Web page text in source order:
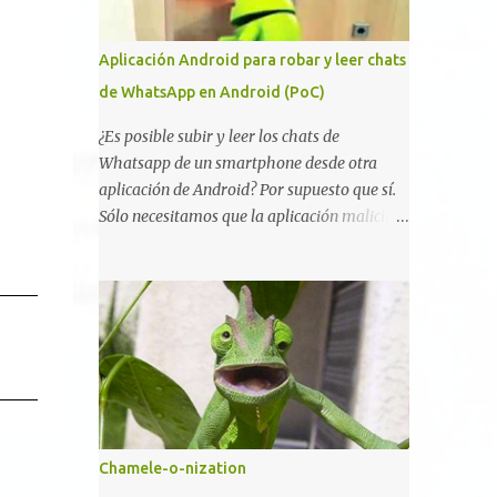
vulnerabilidad bautizada como Certighost
(CVE-2026-54121) , una elevación de
privilegios que afecta a Microsoft Active
Directory Certificate Services y que, según
Microsoft, permite que un usuario
autenticado eleve privilegios a través de la
red debido a un problema de autorización.
La vulnerabilidad ha recibido una
Certighost no es únicamente la
vulnerabilidad, sino el objetivo final.
Mientras muchos ataques contra AD CS
buscan obtener un certificado válido para ...
Aplicación Android para robar y leer chats
de WhatsApp en Android (PoC)
¿Es posible subir y leer los chats de
Whatsapp de un smartphone desde otra
aplicación de Android? Por supuesto que sí.
Sólo necesitamos que la aplicación maliciosa
(android.permission.READ_EXTERNAL_STO
RAGE). Hace unos meses se publicó en
algunos foros una guía paso a paso para
montar nuestro propio Whatsapp Stealer y
ahora Bas Bosschert ha publicado una PoC
con unas pocas modificaciones. Para
empezar con la prueba de concepto ( y ojo
Chamele-o-nization